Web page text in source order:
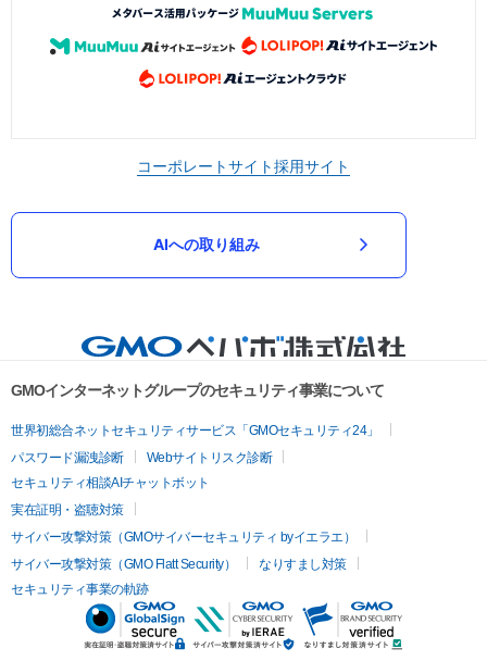
コーポレートサイト採用サイト
AIへの取り組み
GMOインターネットグループのセキュリティ事業について
世界初総合ネットセキュリティサービス「GMOセキュリティ24」
パスワード漏洩診断
Webサイトリスク診断
セキュリティ相談AIチャットボット
実在証明・盗聴対策
サイバー攻撃対策（GMOサイバーセキュリティ byイエラエ）
サイバー攻撃対策（GMO Flatt Security）
なりすまし対策
セキュリティ事業の軌跡